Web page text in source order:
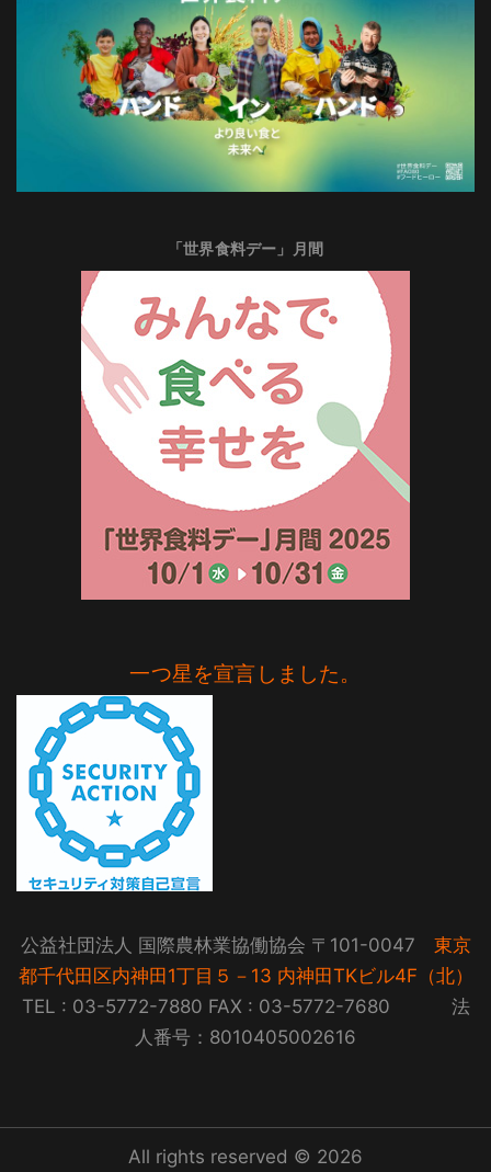
「世界食料デー」月間
一つ星を宣言しました。
公益社団法人 国際農林業協働協会 〒101-0047 東京
都千代田区内神田1丁目５－13 内神田TKビル4F（北）
TEL : 03-5772-7880 FAX : 03-5772-7680 法
人番号：8010405002616
All rights reserved © 2026